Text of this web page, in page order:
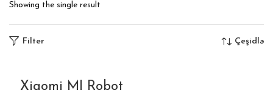
Showing the single result
Filter Çeşidlə
Xiaomi MI Robot